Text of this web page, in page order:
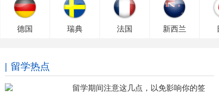
德国 瑞典 法国 新西兰
留学热点
留学期间注意这几点，以免影响你的签